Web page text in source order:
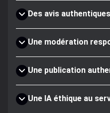
Des avis
Une modération
Une publication
Une IA éthique au